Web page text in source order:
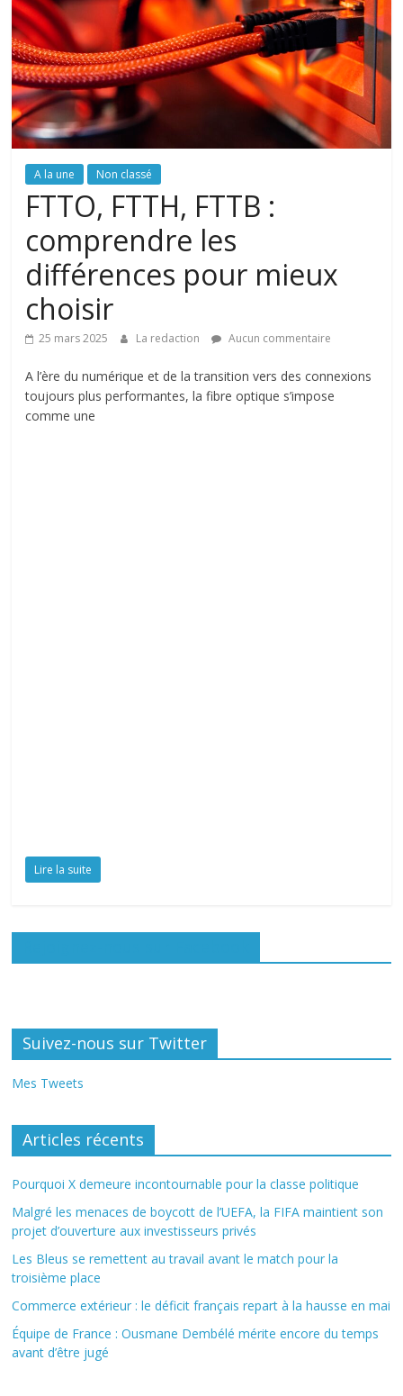
A la une Non classé
FTTO, FTTH, FTTB :
comprendre les
différences pour mieux
choisir
25 mars 2025 La redaction Aucun commentaire
A l’ère du numérique et de la transition vers des connexions
toujours plus performantes, la fibre optique s’impose
comme une
Lire la suite
Suivez-nous sur Twitter
Mes Tweets
Articles récents
Pourquoi X demeure incontournable pour la classe politique
Malgré les menaces de boycott de l’UEFA, la FIFA maintient son
projet d’ouverture aux investisseurs privés
Les Bleus se remettent au travail avant le match pour la
troisième place
Commerce extérieur : le déficit français repart à la hausse en mai
Équipe de France : Ousmane Dembélé mérite encore du temps
avant d’être jugé